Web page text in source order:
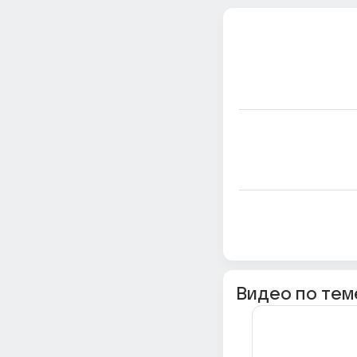
Видео по